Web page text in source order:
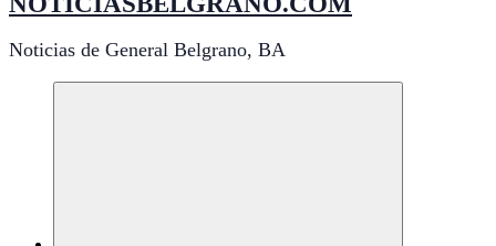
Noticias de General Belgrano, BA